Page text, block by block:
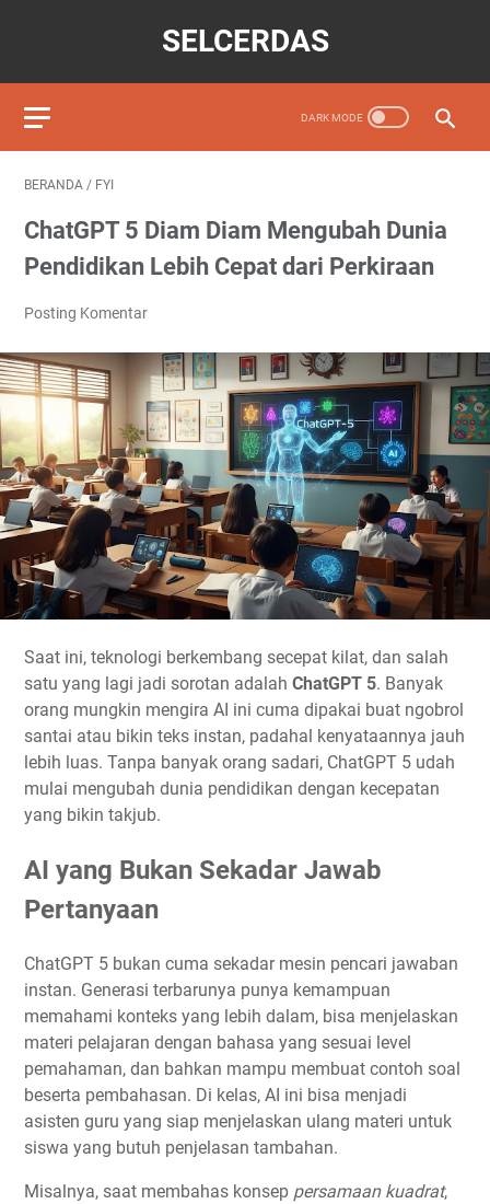
SELCERDAS
BERANDA / FYI
ChatGPT 5 Diam Diam Mengubah Dunia
Pendidikan Lebih Cepat dari Perkiraan
Posting Komentar
Saat ini, teknologi berkembang secepat kilat, dan salah
satu yang lagi jadi sorotan adalah ChatGPT 5. Banyak
orang mungkin mengira AI ini cuma dipakai buat ngobrol
santai atau bikin teks instan, padahal kenyataannya jauh
lebih luas. Tanpa banyak orang sadari, ChatGPT 5 udah
mulai mengubah dunia pendidikan dengan kecepatan
yang bikin takjub.
AI yang Bukan Sekadar Jawab
Pertanyaan
ChatGPT 5 bukan cuma sekadar mesin pencari jawaban
instan. Generasi terbarunya punya kemampuan
memahami konteks yang lebih dalam, bisa menjelaskan
materi pelajaran dengan bahasa yang sesuai level
pemahaman, dan bahkan mampu membuat contoh soal
beserta pembahasan. Di kelas, AI ini bisa menjadi
asisten guru yang siap menjelaskan ulang materi untuk
siswa yang butuh penjelasan tambahan.
Misalnya, saat membahas konsep persamaan kuadrat,